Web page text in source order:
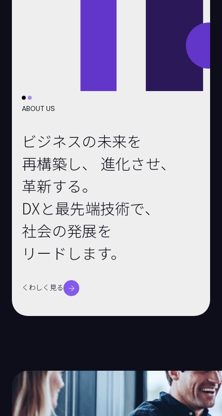
ABOUT US
ビジネスの未来を
再構築し、 進化させ、
革新する。
DXと最先端技術で、
社会の発展を
リードします。
くわしく見る